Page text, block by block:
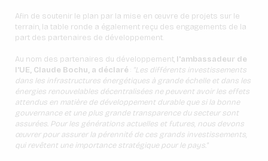
Afin de soutenir le plan par la mise en œuvre de projets sur le
terrain, la table ronde a également reçu des engagements de la
part des partenaires de développement.
Au nom des partenaires du développement, l'ambassadeur de
l'UE, Claude Bochu, a déclaré : "Les différents investissements
dans les infrastructures énergétiques à grande échelle et dans les
énergies renouvelables décentralisées ne peuvent avoir les effets
attendus en matière de développement durable que si la bonne
gouvernance et une plus grande transparence du secteur sont
assurées. Pour les générations actuelles et futures, nous devons
œuvrer pour assurer la pérennité de ces grands investissements,
qui revêtent une importance stratégique pour le pays."